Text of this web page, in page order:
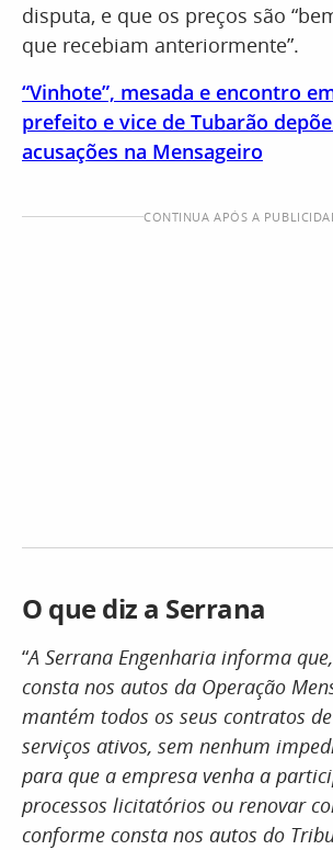
disputa, e que os preços são
que recebiam anteriormente”.
“Vinhote”, mesada e encontro
prefeito e vice de Tubarão
acusações na Mensageiro
CONTINUA APÓS A
O que diz a Serrana
“A Serrana Engenharia informa
consta nos autos da Operação
mantém todos os seus contratos
serviços ativos, sem nenhum
para que a empresa venha a
processos licitatórios ou renovar
conforme consta nos autos do